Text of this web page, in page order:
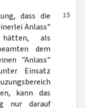
15
dass die
Anlass"
als
dem
"Anlass"
Einsatz
kann das
nur darauf